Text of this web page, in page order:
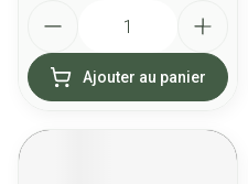
Ajouter au panier